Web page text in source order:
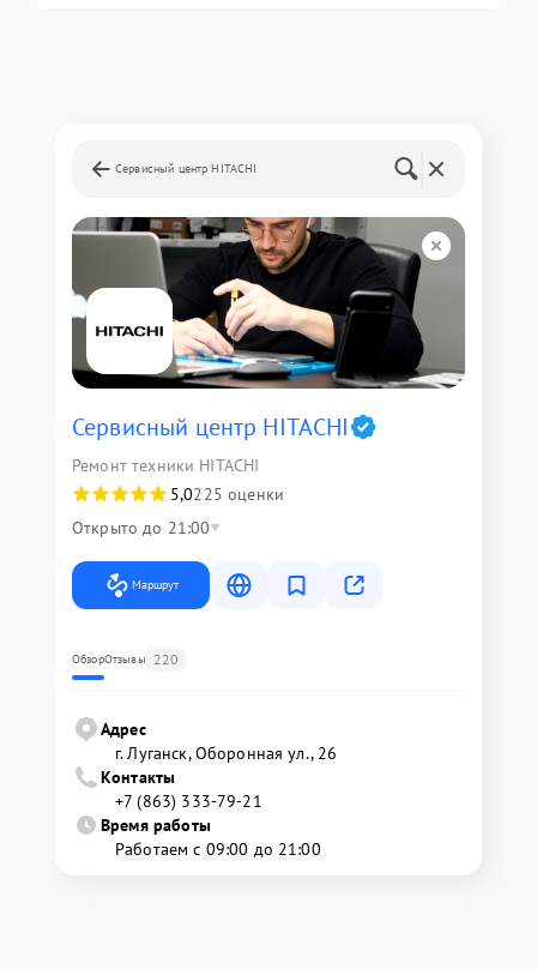
Сервисный центр HITACHI
Сервисный центр HITACHI
Ремонт техники HITACHI
5,0225 оценки
Открыто до 21:00
Маршрут
ОбзорОтзывы 220
Адрес
г. Луганск, Оборонная ул., 26
Контакты
+7 (863) 333-79-21
Время работы
Работаем с 09:00 до 21:00